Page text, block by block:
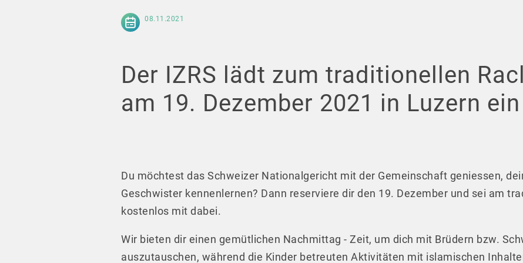
08.11.2021
Der IZRS lädt zum traditionellen
am 19. Dezember 2021 in Luzern ein
Du möchtest das Schweizer Nationalgericht mit der Gemeinschaft geniessen,
Geschwister kennenlernen? Dann reserviere dir den 19. Dezember und sei am
kostenlos mit dabei.
Wir bieten dir einen gemütlichen Nachmittag - Zeit, um dich mit Brüdern bzw.
auszutauschen, während die Kinder betreuten Aktivitäten mit islamischen